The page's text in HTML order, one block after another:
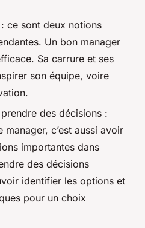
ce sont deux notions
Un bon manager
Sa carrure et ses
son équipe, voire
des décisions :
c’est aussi avoir
importantes dans
des décisions
identifier les options et
pour un choix